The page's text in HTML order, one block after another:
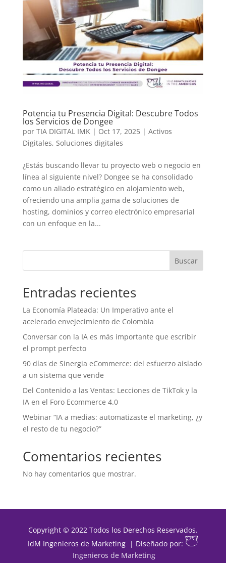
Potencia tu Presencia Digital: Descubre Todos
los Servicios de Dongee
por TIA DIGITAL IMK| Oct 17, 2025| Activos
Digitales, Soluciones digitales
¿Estás buscando llevar tu proyecto web o negocio en
línea al siguiente nivel? Dongee se ha consolidado
como un aliado estratégico en alojamiento web,
ofreciendo una amplia gama de soluciones de
hosting, dominios y correo electrónico empresarial
con un enfoque en la...
Buscar
Entradas recientes
La Economía Plateada: Un Imperativo ante el
acelerado envejecimiento de Colombia
Conversar con la IA es más importante que escribir
el prompt perfecto
90 días de Sinergia eCommerce: del esfuerzo aislado
a un sistema que vende
Del Contenido a las Ventas: Lecciones de TikTok y la
IA en el Foro Ecommerce 4.0
Webinar “IA a medias: automatizaste el marketing, ¿y
el resto de tu negocio?”
Comentarios recientes
No hay comentarios que mostrar.
Copyright © 2022 Todos los Derechos Reservados.
IdM Ingenieros de Marketing | Diseñado por:
Ingenieros de Marketing